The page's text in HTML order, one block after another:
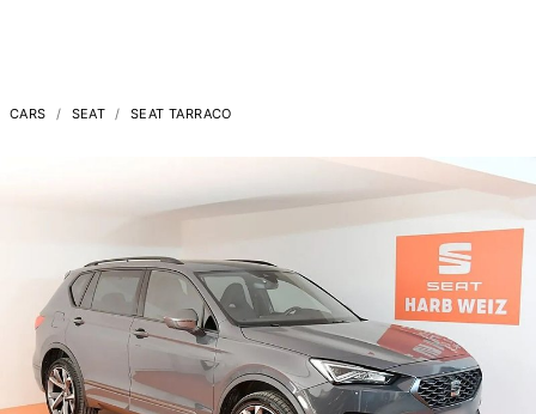
CARS SEAT SEAT TARRACO